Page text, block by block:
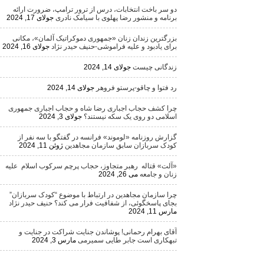
دو سر باخت انتخابات، درس از ترور ترامپ، ضرورت ارائه
برنامه و منشور رضا پهلوی با سیامک نادری جولای 17, 2024
بزرگترین زندان زنان «جمهوری دموکراتیک آلمان»، مکانی
برای یادبود و علیه فراموشی-حنیف حیدر نژاد جولای 16, 2024
زندگانی چیست جولای 14, 2024
رد فتوا و چاقو-پرستو فروهر جولای 14, 2024
چرا کشف حجاب اجباری رضا شاه و حجاب اجباری جمهوری
اسلامی دو روی یک سکه نیستند؟ جولای 3, 2024
گزارش روزنامه «لوموند» فرانسه در گفتگو با سه نفر از
کودک سربازان سابق سازمان مجاهدین ژوئن 11, 2024
«آلت» قتاله رهبر متجاوز، حجاب پرچم سرکوب اسلام علیه
زنان و جامعه می 26, 2024
چرا سازمان مجاهدین در ارتباط با موضوع “کودک سربازان”
بجای پاسخگوئی، از شفافیت فرار می کند؟ حنیف حیدر نژاد
آقای بهرام رحمانی! پوشاندن جنایت شراکت در جنایت و
تبهکاری است جابر طایی سمیرمی مارس 3, 2024